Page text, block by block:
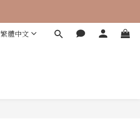
繁體中文